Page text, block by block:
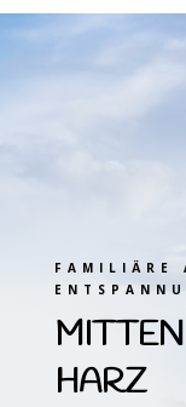
FAMILIÄRE
HARZ